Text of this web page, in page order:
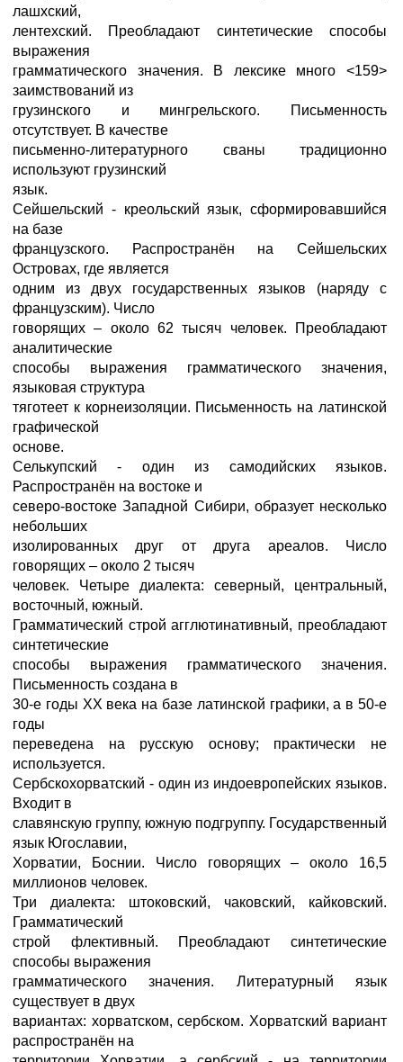
лашхский,
лентехский. Преобладают синтетические способы
выражения
грамматического значения. В лексике много <159>
заимствований из
грузинского и мингрельского. Письменность
отсутствует. В качестве
письменно-литературного сваны традиционно
используют грузинский
язык.
Сейшельский - креольский язык, сформировавшийся
на базе
французского. Распространён на Сейшельских
Островах, где является
одним из двух государственных языков (наряду с
французским). Число
говорящих – около 62 тысяч человек. Преобладают
аналитические
способы выражения грамматического значения,
языковая структура
тяготеет к корнеизоляции. Письменность на латинской
графической
основе.
Селькупский - один из самодийских языков.
Распространён на востоке и
северо-востоке Западной Сибири, образует несколько
небольших
изолированных друг от друга ареалов. Число
говорящих – около 2 тысяч
человек. Четыре диалекта: северный, центральный,
восточный, южный.
Грамматический строй агглютинативный, преобладают
синтетические
способы выражения грамматического значения.
Письменность создана в
30-е годы ХХ века на базе латинской графики, а в 50-е
годы
переведена на русскую основу; практически не
используется.
Сербскохорватский - один из индоевропейских языков.
Входит в
славянскую группу, южную подгруппу. Государственный
язык Югославии,
Хорватии, Боснии. Число говорящих – около 16,5
миллионов человек.
Три диалекта: штоковский, чаковский, кайковский.
Грамматический
строй флективный. Преобладают синтетические
способы выражения
грамматического значения. Литературный язык
существует в двух
вариантах: хорватском, сербском. Хорватский вариант
распространён на